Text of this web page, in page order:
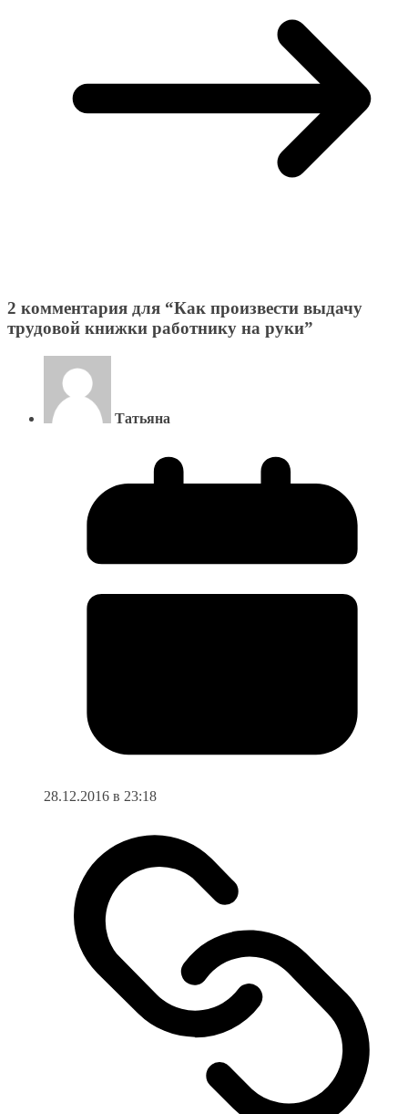
2 комментария для “Как произвести выдачу
трудовой книжки работнику на руки”
Татьяна
28.12.2016 в 23:18